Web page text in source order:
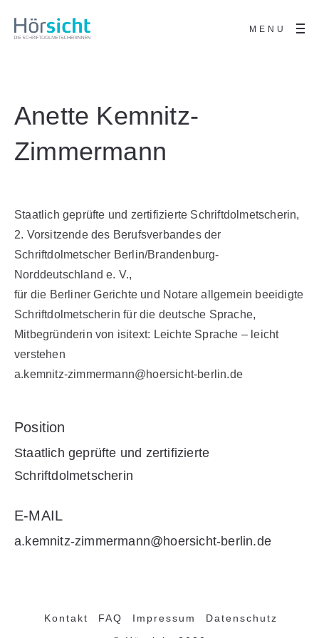
MENU
Anette Kemnitz-
Zimmermann
Staatlich geprüfte und zertifizierte Schriftdolmetscherin,
2. Vorsitzende des Berufsverbandes der
Schriftdolmetscher Berlin/Brandenburg-
Norddeutschland e. V.,
für die Berliner Gerichte und Notare allgemein beeidigte
Schriftdolmetscherin für die deutsche Sprache,
Mitbegründerin von isitext: Leichte Sprache – leicht
verstehen
a.kemnitz-zimmermann@hoersicht-berlin.de
Position
Staatlich geprüfte und zertifizierte
Schriftdolmetscherin
E-MAIL
a.kemnitz-zimmermann@hoersicht-berlin.de
Kontakt FAQ Impressum
Datenschutz